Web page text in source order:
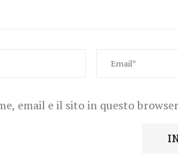
email e il sito in questo